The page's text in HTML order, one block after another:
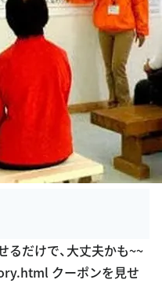
るだけで、大丈夫かも~~
クーポンを見せ